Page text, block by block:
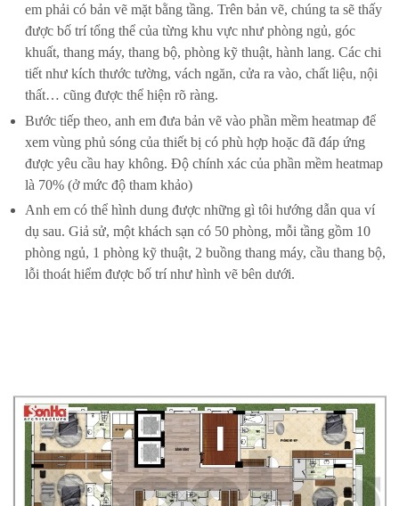
em phải có bản vẽ mặt bằng tầng. Trên bản vẽ, chúng ta sẽ thấy
được bố trí tổng thể của từng khu vực như phòng ngủ, góc
khuất, thang máy, thang bộ, phòng kỹ thuật, hành lang. Các chi
tiết như kích thước tường, vách ngăn, cửa ra vào, chất liệu, nội
thất… cũng được thể hiện rõ ràng.
Bước tiếp theo, anh em đưa bản vẽ vào phần mềm heatmap để
xem vùng phủ sóng của thiết bị có phù hợp hoặc đã đáp ứng
được yêu cầu hay không. Độ chính xác của phần mềm heatmap
là 70% (ở mức độ tham khảo)
Anh em có thể hình dung được những gì tôi hướng dẫn qua ví
dụ sau. Giả sử, một khách sạn có 50 phòng, mỗi tầng gồm 10
phòng ngủ, 1 phòng kỹ thuật, 2 buồng thang máy, cầu thang bộ,
lỗi thoát hiểm được bố trí như hình vẽ bên dưới.